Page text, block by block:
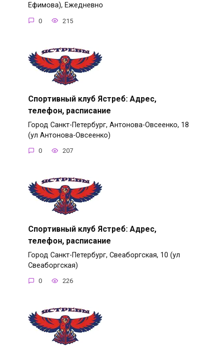
Ефимова), Ежедневно
0 215
Спортивный клуб Ястреб: Адрес,
телефон, расписание
Город Санкт-Петербург, Антонова-Овсеенко, 18
(ул Антонова-Овсеенко)
0 207
Спортивный клуб Ястреб: Адрес,
телефон, расписание
Город Санкт-Петербург, Свеаборгская, 10 (ул
Свеаборгская)
0 226